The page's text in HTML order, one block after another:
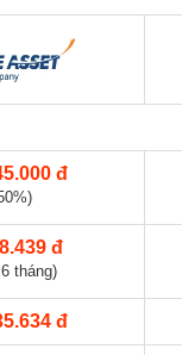
đ
đ
tháng)
đ